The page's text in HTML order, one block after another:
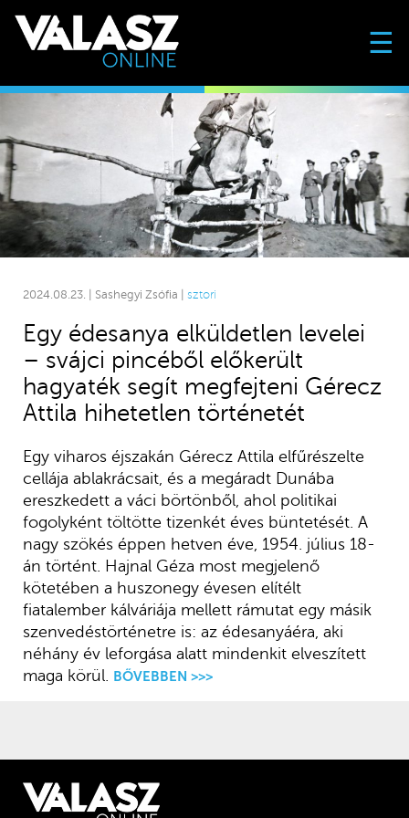
☰
2024.08.23. | Sashegyi Zsófia | sztori
Egy édesanya elküldetlen levelei
– svájci pincéből előkerült
hagyaték segít megfejteni Gérecz
Attila hihetetlen történetét
Egy viharos éjszakán Gérecz Attila elfűrészelte
cellája ablakrácsait, és a megáradt Dunába
ereszkedett a váci börtönből, ahol politikai
fogolyként töltötte tizenkét éves büntetését. A
nagy szökés éppen hetven éve, 1954. július 18-
án történt. Hajnal Géza most megjelenő
kötetében a huszonegy évesen elítélt
fiatalember kálváriája mellett rámutat egy másik
szenvedéstörténetre is: az édesanyáéra, aki
néhány év leforgása alatt mindenkit elveszített
maga körül. BŐVEBBEN >>>